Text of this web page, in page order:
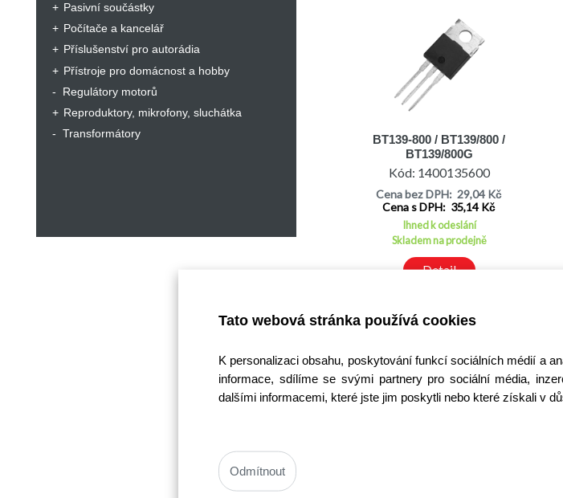
Tato webová stránka používá cookies
K personalizaci obsahu, poskytování funkcí sociálních médií a
informace, sdílíme se svými partnery pro sociální média,
dalšími informacemi, které jste jim poskytli nebo které získali v
Odmítnout
Pasivní součástky
Počítače a kancelář
Příslušenství pro autorádia
Přístroje pro domácnost a hobby
Regulátory motorů
Reproduktory, mikrofony, sluchátka
Transformátory
BT139-800 / BT139/800 /
BT139/800G
Kód: 1400135600
Cena bez DPH: 29,04 Kč
Cena s DPH: 35,14 Kč
Ihned k odeslání
Skladem na prodejně
Detail